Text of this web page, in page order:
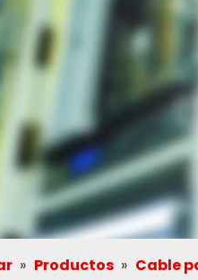
» Productos » Cable